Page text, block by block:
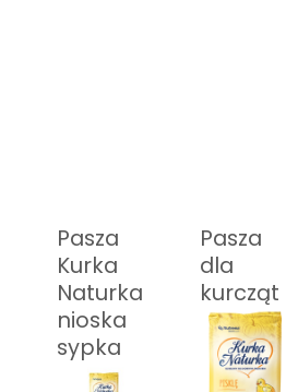
Pasza
Kurka
Naturka
nioska
sypka
Pasza
dla
kurcząt